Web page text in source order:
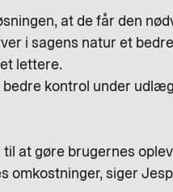
at de får den
i sagens natur et bedre
lettere.
kontrol under
at gøre brugernes
siger